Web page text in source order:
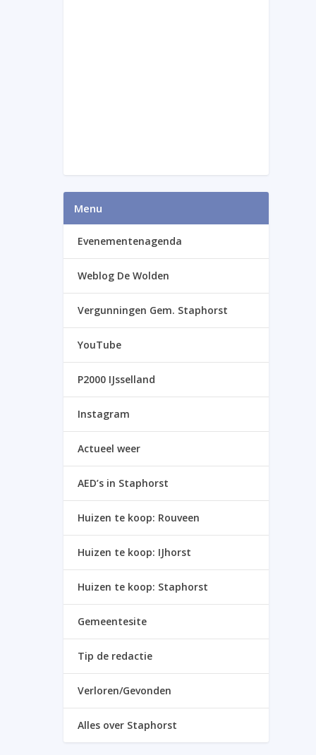
Menu
Evenementenagenda
Weblog De Wolden
Vergunningen Gem. Staphorst
YouTube
P2000 IJsselland
Instagram
Actueel weer
AED’s in Staphorst
Huizen te koop: Rouveen
Huizen te koop: IJhorst
Huizen te koop: Staphorst
Gemeentesite
Tip de redactie
Verloren/Gevonden
Alles over Staphorst